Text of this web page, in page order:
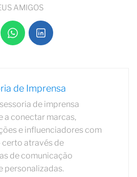
AMIGOS
de Imprensa
de imprensa
a conectar marcas,
e influenciadores com
certo através de
de comunicação
personalizadas.